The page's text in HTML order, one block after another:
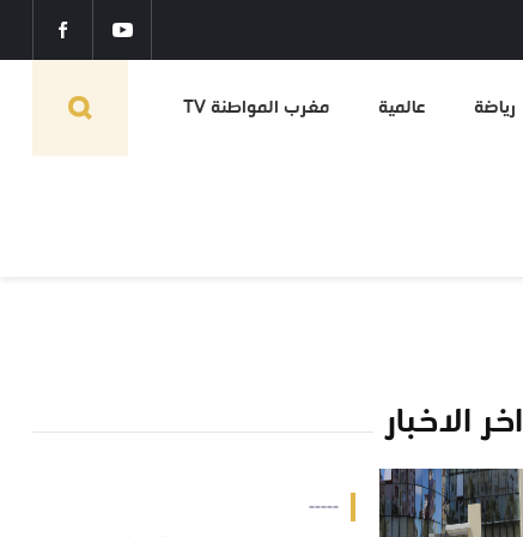
رياضة عالمية مغرب المواطنة TV
اخر الاخبار
-----